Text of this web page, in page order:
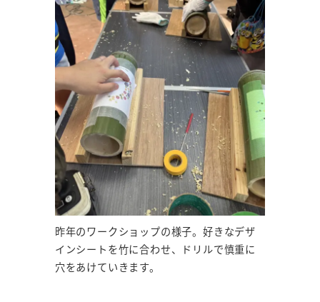
昨年のワークショップの様子。好きなデザ
インシートを竹に合わせ、ドリルで慎重に
穴をあけていきます。